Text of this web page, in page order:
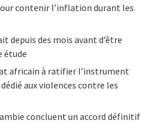
contenir l’inflation durant les
depuis des mois avant d’être
étude
africain à ratifier l’instrument
aux violences contre les
concluent un accord définitif